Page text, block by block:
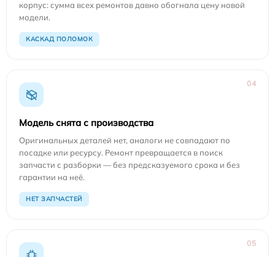
корпус: сумма всех ремонтов давно обогнала цену новой
модели.
КАСКАД ПОЛОМОК
04
Модель снята с производства
Оригинальных деталей нет, аналоги не совпадают по
посадке или ресурсу. Ремонт превращается в поиск
запчасти с разборки — без предсказуемого срока и без
гарантии на неё.
НЕТ ЗАПЧАСТЕЙ
05